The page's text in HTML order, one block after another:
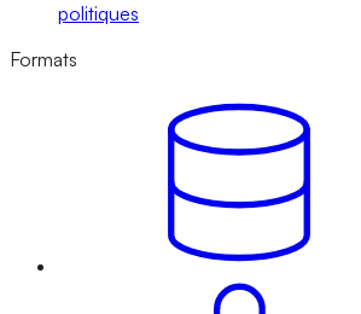
politiques
Formats